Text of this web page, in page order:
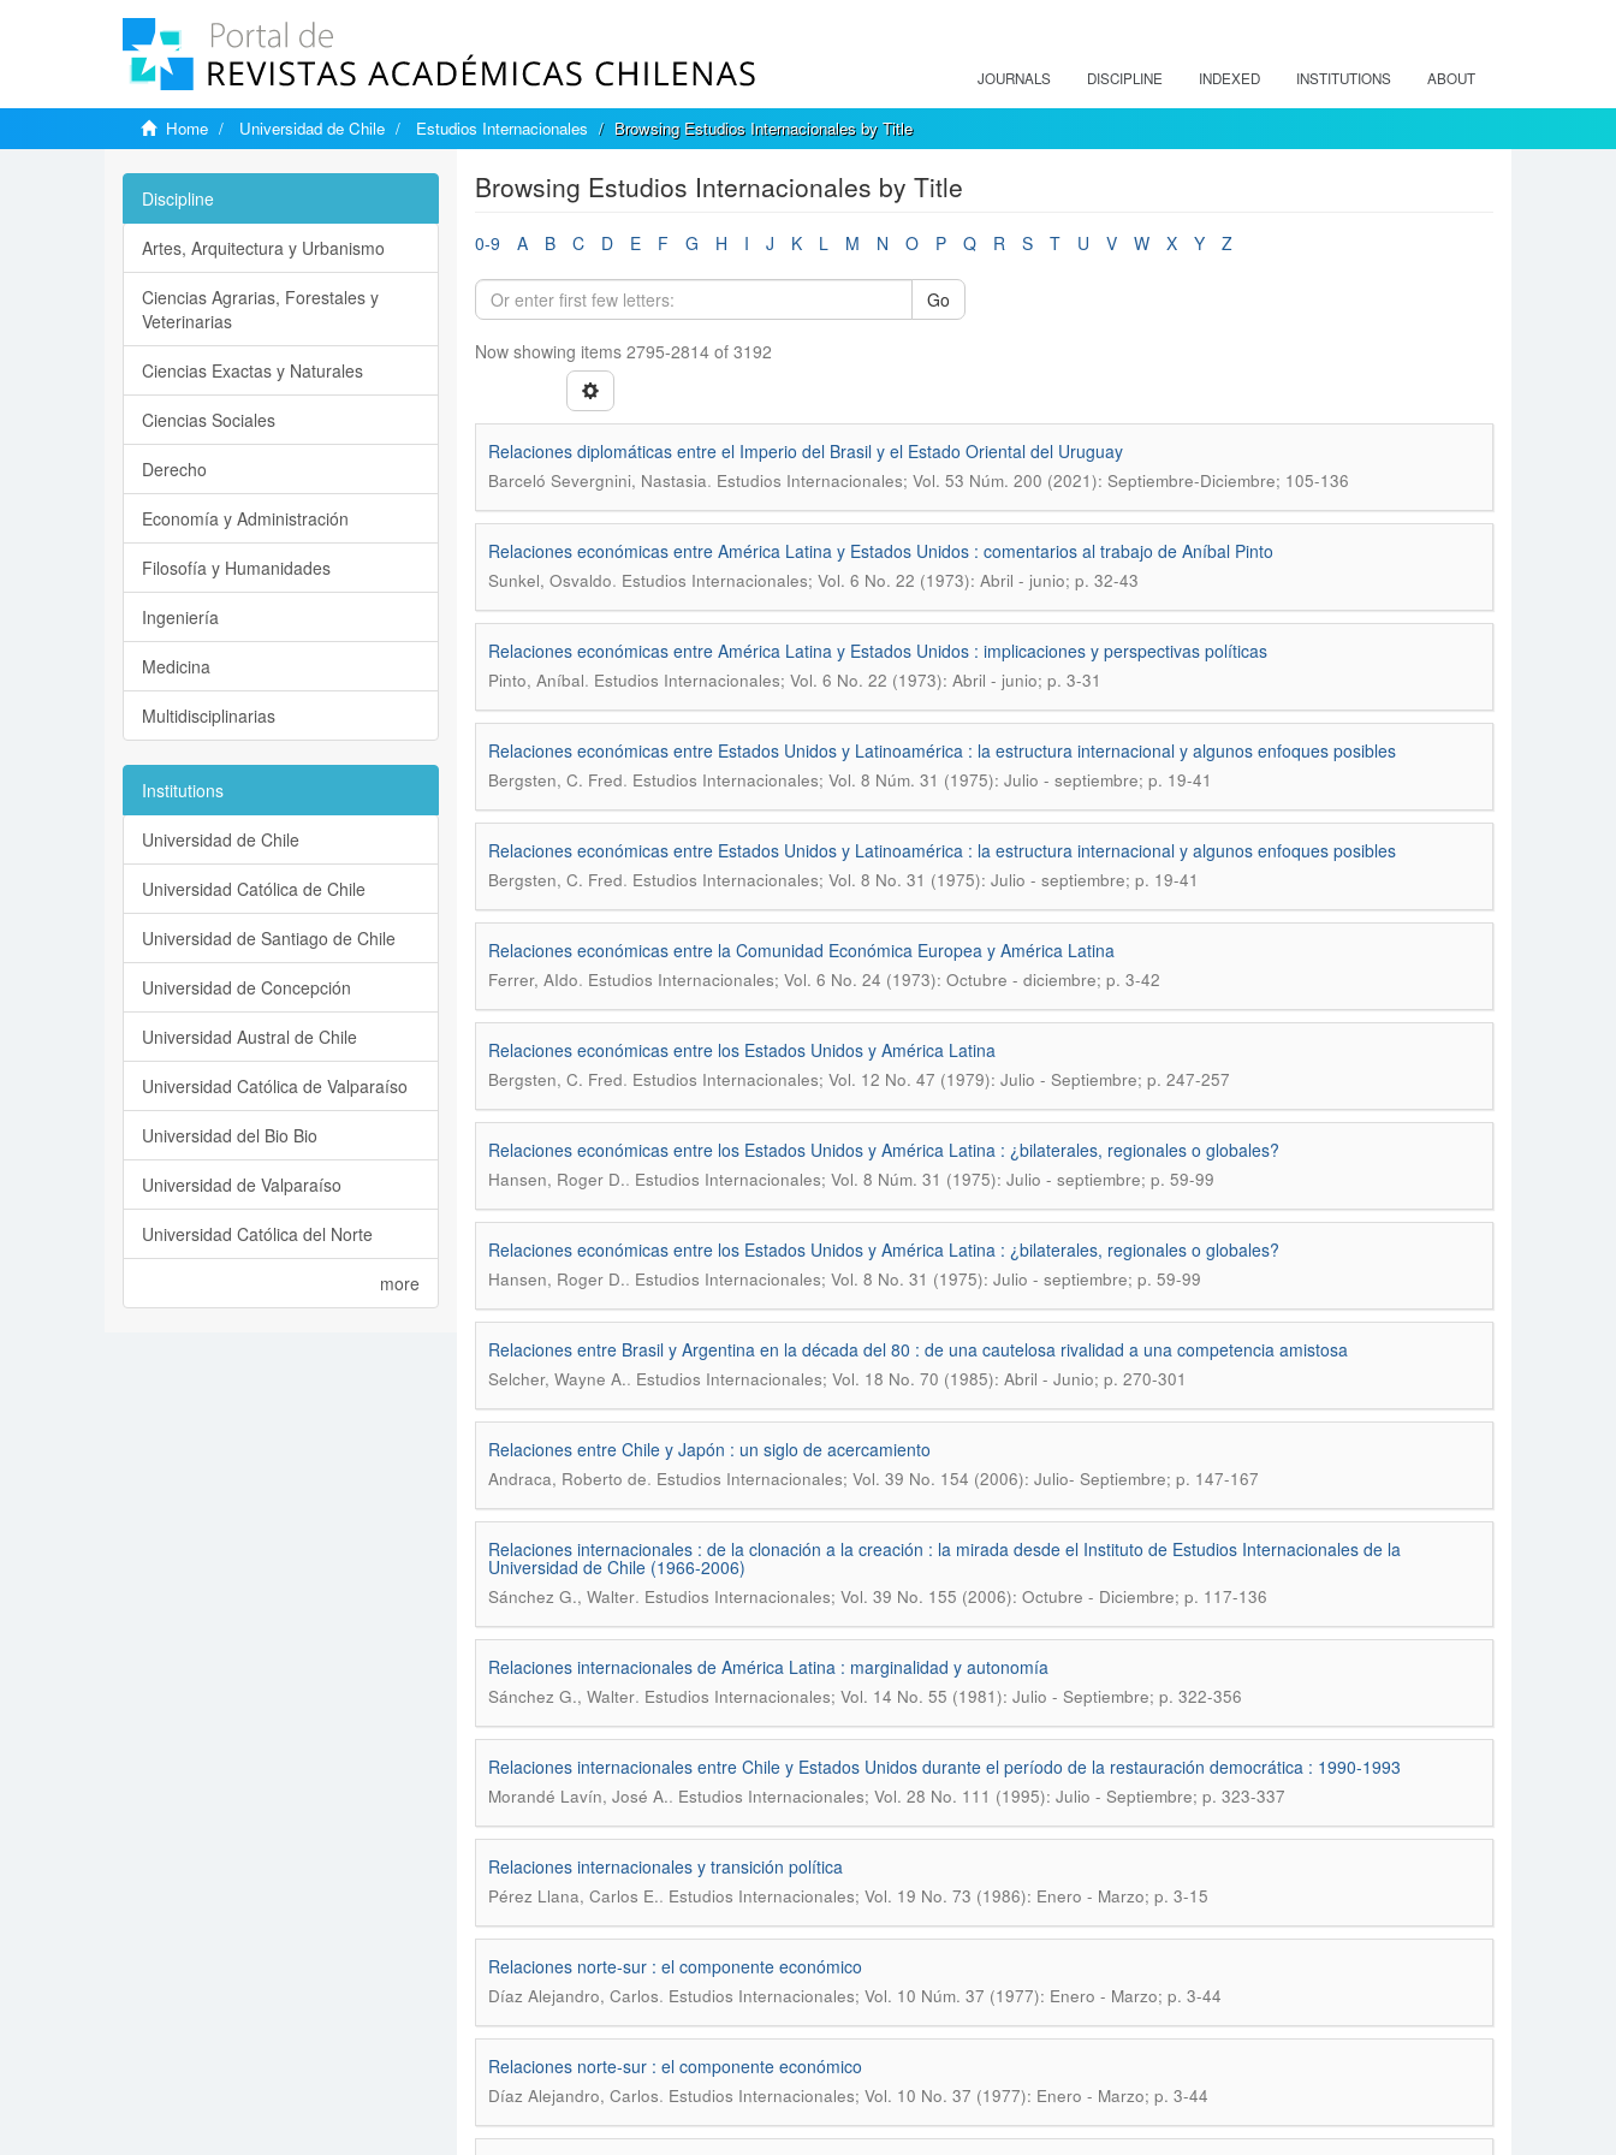
JOURNALS DISCIPLINE INDEXED INSTITUTIONS ABOUT
Home Universidad de Chile Estudios Internacionales Browsing Estudios Internacionales by Title
Browsing Estudios Internacionales by Title
0-9 A B C D E F G H I J K L M N O P Q R S T U V W X Y Z
Go
Now showing items 2795-2814 of 3192
Relaciones diplomáticas entre el Imperio del Brasil y el Estado Oriental del Uruguay
Barceló Severgnini, Nastasia. Estudios Internacionales; Vol. 53 Núm. 200 (2021): Septiembre-Diciembre; 105-136
Relaciones económicas entre América Latina y Estados Unidos : comentarios al trabajo de Aníbal Pinto
Sunkel, Osvaldo. Estudios Internacionales; Vol. 6 No. 22 (1973): Abril - junio; p. 32-43
Relaciones económicas entre América Latina y Estados Unidos : implicaciones y perspectivas políticas
Pinto, Aníbal. Estudios Internacionales; Vol. 6 No. 22 (1973): Abril - junio; p. 3-31
Relaciones económicas entre Estados Unidos y Latinoamérica : la estructura internacional y algunos enfoques posibles
Bergsten, C. Fred. Estudios Internacionales; Vol. 8 Núm. 31 (1975): Julio - septiembre; p. 19-41
Relaciones económicas entre Estados Unidos y Latinoamérica : la estructura internacional y algunos enfoques posibles
Bergsten, C. Fred. Estudios Internacionales; Vol. 8 No. 31 (1975): Julio - septiembre; p. 19-41
Relaciones económicas entre la Comunidad Económica Europea y América Latina
Ferrer, AIdo. Estudios Internacionales; Vol. 6 No. 24 (1973): Octubre - diciembre; p. 3-42
Relaciones económicas entre los Estados Unidos y América Latina
Bergsten, C. Fred. Estudios Internacionales; Vol. 12 No. 47 (1979): Julio - Septiembre; p. 247-257
Relaciones económicas entre los Estados Unidos y América Latina : ¿bilaterales, regionales o globales?
Hansen, Roger D.. Estudios Internacionales; Vol. 8 Núm. 31 (1975): Julio - septiembre; p. 59-99
Relaciones económicas entre los Estados Unidos y América Latina : ¿bilaterales, regionales o globales?
Hansen, Roger D.. Estudios Internacionales; Vol. 8 No. 31 (1975): Julio - septiembre; p. 59-99
Relaciones entre Brasil y Argentina en la década del 80 : de una cautelosa rivalidad a una competencia amistosa
Selcher, Wayne A.. Estudios Internacionales; Vol. 18 No. 70 (1985): Abril - Junio; p. 270-301
Relaciones entre Chile y Japón : un siglo de acercamiento
Andraca, Roberto de. Estudios Internacionales; Vol. 39 No. 154 (2006): Julio- Septiembre; p. 147-167
Relaciones internacionales : de la clonación a la creación : la mirada desde el Instituto de Estudios Internacionales de la
Universidad de Chile (1966-2006)
Sánchez G., Walter. Estudios Internacionales; Vol. 39 No. 155 (2006): Octubre - Diciembre; p. 117-136
Relaciones internacionales de América Latina : marginalidad y autonomía
Sánchez G., Walter. Estudios Internacionales; Vol. 14 No. 55 (1981): Julio - Septiembre; p. 322-356
Relaciones internacionales entre Chile y Estados Unidos durante el período de la restauración democrática : 1990-1993
Morandé Lavín, José A.. Estudios Internacionales; Vol. 28 No. 111 (1995): Julio - Septiembre; p. 323-337
Relaciones internacionales y transición política
Pérez Llana, Carlos E.. Estudios Internacionales; Vol. 19 No. 73 (1986): Enero - Marzo; p. 3-15
Relaciones norte-sur : el componente económico
Díaz Alejandro, Carlos. Estudios Internacionales; Vol. 10 Núm. 37 (1977): Enero - Marzo; p. 3-44
Relaciones norte-sur : el componente económico
Díaz Alejandro, Carlos. Estudios Internacionales; Vol. 10 No. 37 (1977): Enero - Marzo; p. 3-44
Discipline
Artes, Arquitectura y Urbanismo
Ciencias Agrarias, Forestales y
Veterinarias
Ciencias Exactas y Naturales
Ciencias Sociales
Derecho
Economía y Administración
Filosofía y Humanidades
Ingeniería
Medicina
Multidisciplinarias
Institutions
Universidad de Chile
Universidad Católica de Chile
Universidad de Santiago de Chile
Universidad de Concepción
Universidad Austral de Chile
Universidad Católica de Valparaíso
Universidad del Bio Bio
Universidad de Valparaíso
Universidad Católica del Norte
more